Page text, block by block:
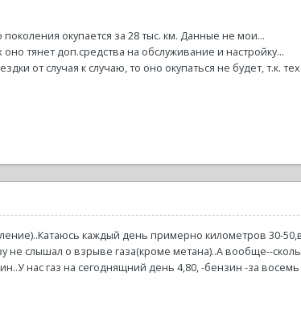
окупается за 28 тыс. км. Данные не мои...
тянет доп.средства на обслуживание и настройку...
от случая к случаю, то оно окупаться не будет, т.к.
каждый день примерно километров 30-
слышал о взрыве газа(кроме метана)..А вообще--
нас газ на сегоднящний день 4,80, -бензин -за